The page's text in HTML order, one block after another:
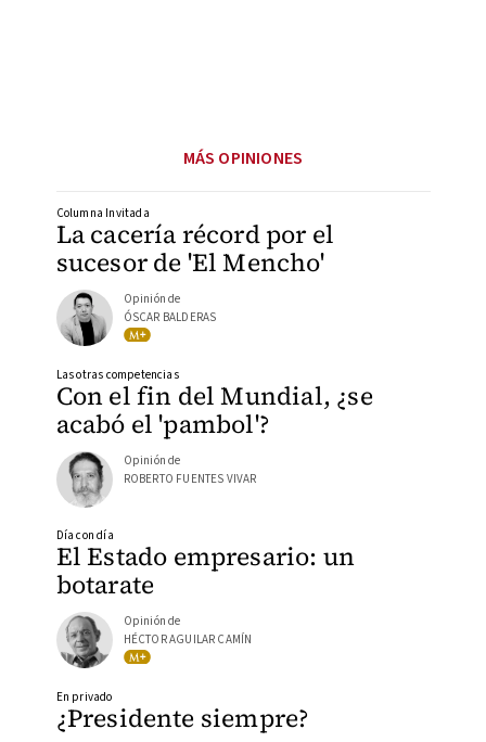
MÁS OPINIONES
La cacería récord por el
sucesor de 'El Mencho'
Columna Invitada
Opinión de
ÓSCAR BALDERAS
Con el fin del Mundial, ¿se
acabó el 'pambol'?
Las otras competencias
Opinión de
ROBERTO FUENTES VIVAR
El Estado empresario: un
botarate
Día con día
Opinión de
HÉCTOR AGUILAR CAMÍN
¿Presidente siempre?
En privado